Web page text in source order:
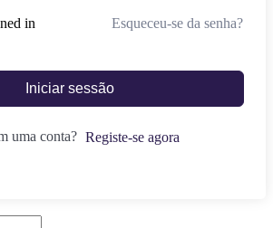
in Esqueceu-se da senha?
Iniciar sessão
uma conta? Registe-se agora